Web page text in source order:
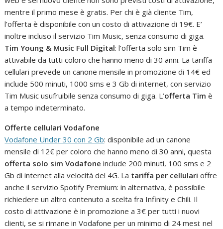
mentre il primo mese è gratis. Per chi è già cliente Tim,
l’offerta è disponibile con un costo di attivazione di 19€. E’
inoltre incluso il servizio Tim Music, senza consumo di giga.
Tim Young & Music Full Digital: l’offerta solo sim Tim è
attivabile da tutti coloro che hanno meno di 30 anni. La tariffa
cellulari prevede un canone mensile in promozione di 14€ ed
include 500 minuti, 1000 sms e 3 Gb di internet, con servizio
Tim Music usufruibile senza consumo di giga. L’offerta Tim è
a tempo indeterminato.
Offerte cellulari Vodafone
Vodafone Under 30 con 2 Gb: disponibile ad un canone
mensile di 12€ per coloro che hanno meno di 30 anni, questa
offerta solo sim Vodafone include 200 minuti, 100 sms e 2
Gb di internet alla velocità del 4G. La tariffa per cellulari offre
anche il servizio Spotify Premium: in alternativa, è possibile
richiedere un altro contenuto a scelta fra Infinity e Chili. Il
costo di attivazione è in promozione a 3€ per tutti i nuovi
clienti, se si rimane in Vodafone per un minimo di 24 mesi: nel